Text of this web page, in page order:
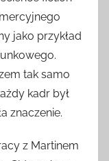
jako przykład
tak samo
kadr był
znaczenie.
z Martinem